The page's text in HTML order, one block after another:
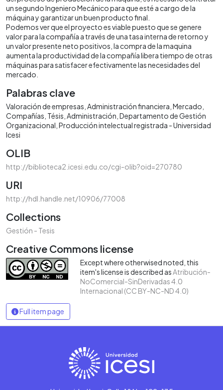
un segundo Ingeniero Mecánico para que esté a cargo de la
máquina y garantizar un buen producto final.
Podemos ver que el proyecto es viable puesto que se genere
valor para la compañía a través de una tasa interna de retorno y
un valor presente neto positivos, la compra de la maquina
aumenta la productividad de la compañía libera tiempo de otras
máquinas para satisfacer efectivamente las necesidades del
mercado.
Palabras clave
Valoración de empresas Administración financiera Mercado
Compañías Tésis Administración Departamento de Gestión
Organizacional Producción intelectual registrada - Universidad
Icesi
OLIB
http://biblioteca2.icesi.edu.co/cgi-olib?oid=270780
URI
http://hdl.handle.net/10906/77008
Collections
Gestión - Tesis
Creative Commons license
Except where otherwised noted, this
item's license is described asAtribución-
NoComercial-SinDerivadas 4.0
Internacional (CC BY-NC-ND 4.0)
Full item page